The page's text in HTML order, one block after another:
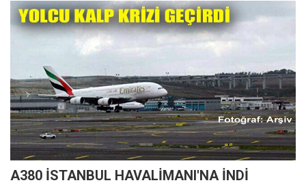
A380 İSTANBUL HAVALİMANI'NA İNDİ